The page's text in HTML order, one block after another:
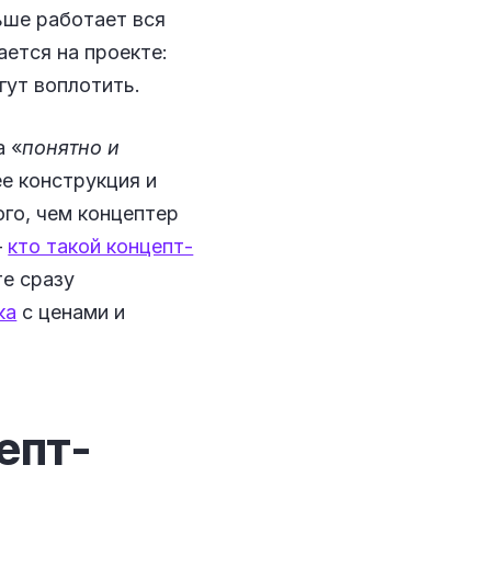
работает вся
на проекте:
воплотить.
«понятно и
конструкция и
чем концептер
кто такой концепт-
сразу
с ценами и